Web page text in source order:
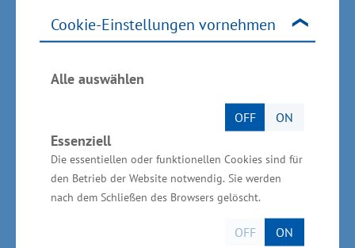
Cookie-Einstellungen vornehmen
Alle auswählen
OFF ON
Essenziell
Die essentiellen oder funktionellen Cookies sind für
den Betrieb der Website notwendig. Sie werden
nach dem Schließen des Browsers gelöscht.
OFF ON
und Innovation (FuEuI) stellt das
Wirtschaftsministerium Mecklenburg-
Vorpommern in der EU-Förderperiode 2014 bis
„Europäischen Fonds für regionale
Entwicklung“ (EFRE) zur Verfügung. Es ist
geplant, den Etat um 50 Millionen Euro zu
erhöhen. Unterstützt werden vor allem auch
Verbundprojekte. Das sind Projekte von
Unternehmen, Hochschulen sowie